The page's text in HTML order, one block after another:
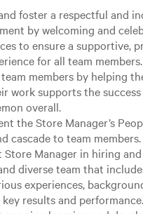
foster a respectful and
by welcoming and
to ensure a supportive,
for all team members.
team members by helping
work supports the
overall.
the Store Manager’s
cascade to team members.
Store Manager in hiring
diverse team that
experiences,
results and performance.